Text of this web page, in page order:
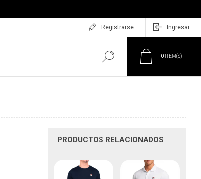
Registrarse Ingresar
0 ITEM(S)
PRODUCTOS RELACIONADOS